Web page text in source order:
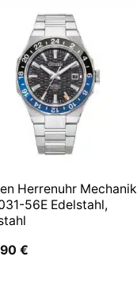
Herrenuhr Mechanik
56E Edelstahl,
€